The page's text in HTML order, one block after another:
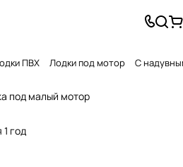
ПВХ Лодки под мотор С
под малый мотор
год